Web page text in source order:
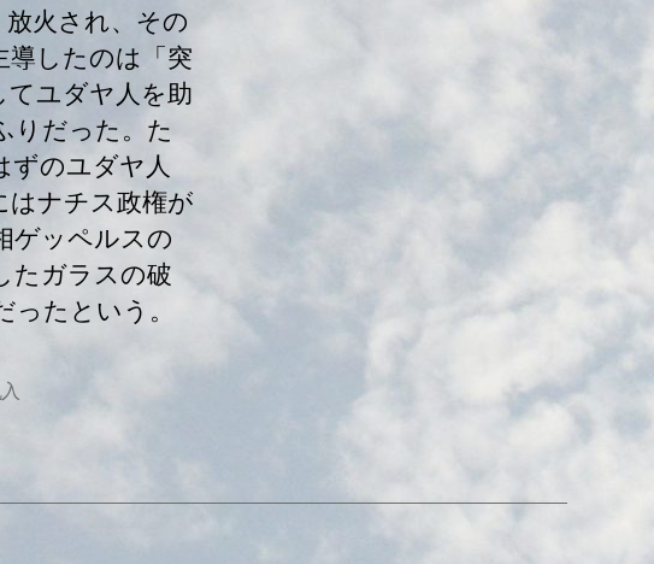
火され、その
導したのは「突
てユダヤ人を助
りだった。た
ずのユダヤ人
はナチス政権が
ゲッペルスの
たガラスの破
ったという。